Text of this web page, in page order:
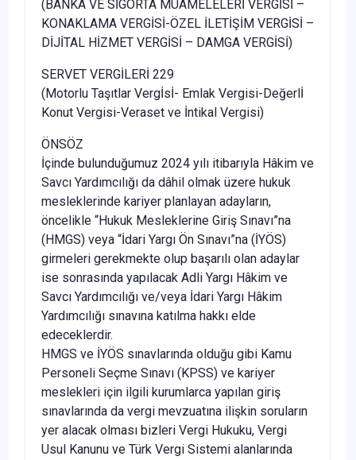
(BANKA VE SİGORTA MUAMELELERİ VERGİSİ –
KONAKLAMA VERGİSİ-ÖZEL İLETİŞİM VERGİSİ –
DİJİTAL HİZMET VERGİSİ – DAMGA VERGİSİ)
SERVET VERGİLERİ 229
(Motorlu Taşıtlar Vergİsİ- Emlak Vergisi-Değerlİ
Konut Vergisi-Veraset ve İntikal Vergisi)
ÖNSÖZ
İçinde bulunduğumuz 2024 yılı itibarıyla Hâkim ve
Savcı Yardımcılığı da dâhil olmak üzere hukuk
mesleklerinde kariyer planlayan adayların,
öncelikle “Hukuk Mesleklerine Giriş Sınavı”na
(HMGS) veya “İdari Yargı Ön Sınavı”na (İYÖS)
girmeleri gerekmekte olup başarılı olan adaylar
ise sonrasında yapılacak Adli Yargı Hâkim ve
Savcı Yardımcılığı ve/veya İdari Yargı Hâkim
Yardımcılığı sınavına katılma hakkı elde
edeceklerdir.
HMGS ve İYÖS sınavlarında olduğu gibi Kamu
Personeli Seçme Sınavı (KPSS) ve kariyer
meslekleri için ilgili kurumlarca yapılan giriş
sınavlarında da vergi mevzuatına ilişkin soruların
yer alacak olması bizleri Vergi Hukuku, Vergi
Usul Kanunu ve Türk Vergi Sistemi alanlarında